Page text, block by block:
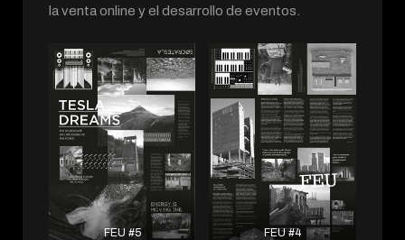
la venta online y el desarrollo de eventos.
FEU #5 FEU #4